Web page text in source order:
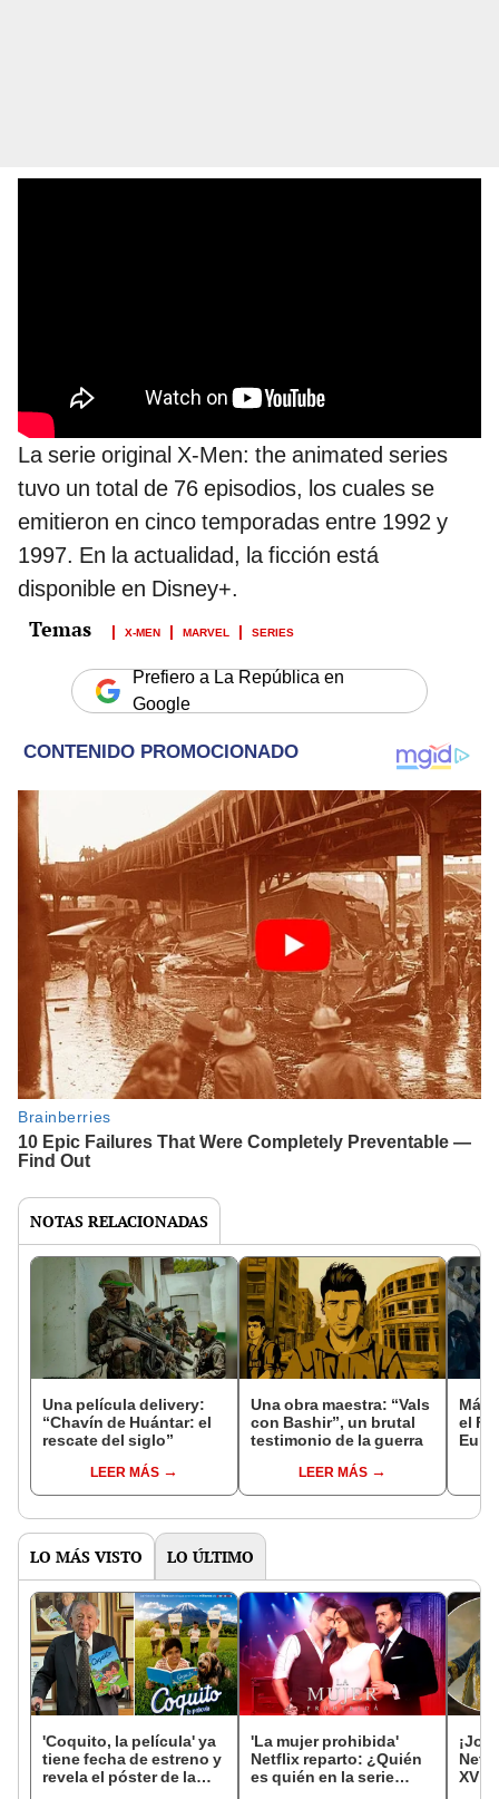
La serie original X-Men: the animated series
tuvo un total de 76 episodios, los cuales se
emitieron en cinco temporadas entre 1992 y
1997. En la actualidad, la ficción está
disponible en Disney+.
X-MEN MARVEL SERIES
Prefiero a La República en
Google
NOTAS RELACIONADAS
Una película delivery:
“Chavín de Huántar: el
rescate del siglo”
LEER MÁS
Una obra maestra: “Vals
con Bashir”, un brutal
testimonio de la guerra
LEER MÁS
Más
el
LO MÁS VISTO LO ÚLTIMO
'Coquito, la película' ya
tiene fecha de estreno y
revela el póster de la
'La mujer prohibida'
Netflix reparto: ¿Quién
es quién en la serie
XV